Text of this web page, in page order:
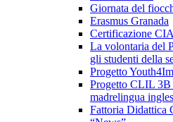
Giornata del
Erasmus Granada
Certificazione
La volontaria del
gli studenti della
Progetto
Progetto CLIL 3B
madrelingua
Fattoria Didattica